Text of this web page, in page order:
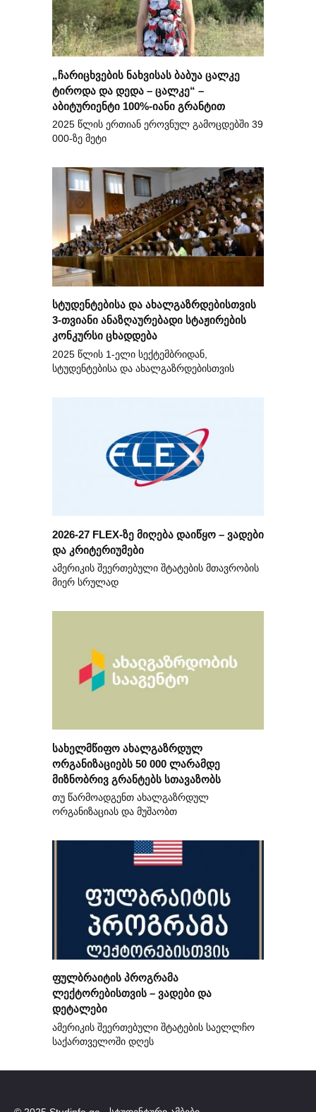
„ჩარიცხვების ნახვისას ბაბუა ცალკე
ტიროდა და დედა – ცალკე“ –
აბიტურიენტი 100%-იანი გრანტით
2025 წლის ერთიან ეროვნულ გამოცდებში 39
000-ზე მეტი
სტუდენტებისა და ახალგაზრდებისთვის
3-თვიანი ანაზღაურებადი სტაჟირების
კონკურსი ცხადდება
2025 წლის 1-ელი სექტემბრიდან,
სტუდენტებისა და ახალგაზრდებისთვის
2026-27 FLEX-ზე მიღება დაიწყო – ვადები
და კრიტერიუმები
ამერიკის შეერთებული შტატების მთავრობის
მიერ სრულად
სახელმწიფო ახალგაზრდულ
ორგანიზაციებს 50 000 ლარამდე
მიზნობრივ გრანტებს სთავაზობს
თუ წარმოადგენთ ახალგაზრდულ
ორგანიზაციას და მუშაობთ
ფულბრაიტის პროგრამა
ლექტორებისთვის – ვადები და
დეტალები
ამერიკის შეერთებული შტატების საელლჩო
საქართველოში დღეს